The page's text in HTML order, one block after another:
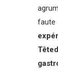
faute